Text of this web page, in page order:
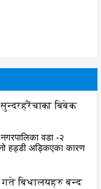
बिबेक
वडा -२
हड्डी अड्किएका कारण
गते बिधालयहरु बन्द